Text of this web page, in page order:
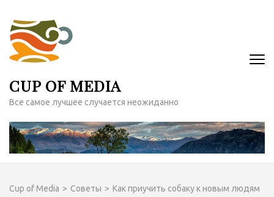
содержимому
(нажмите
Enter)
CUP OF MEDIA
Все самое лучшее случается неожиданно
Cup of Media > Советы > Как приучить собаку к новым людям